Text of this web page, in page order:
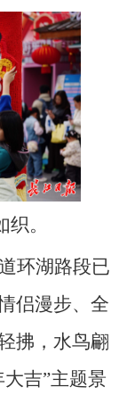
。
环湖路段已
侣漫步、全
拂，水鸟翩
吉”主题景